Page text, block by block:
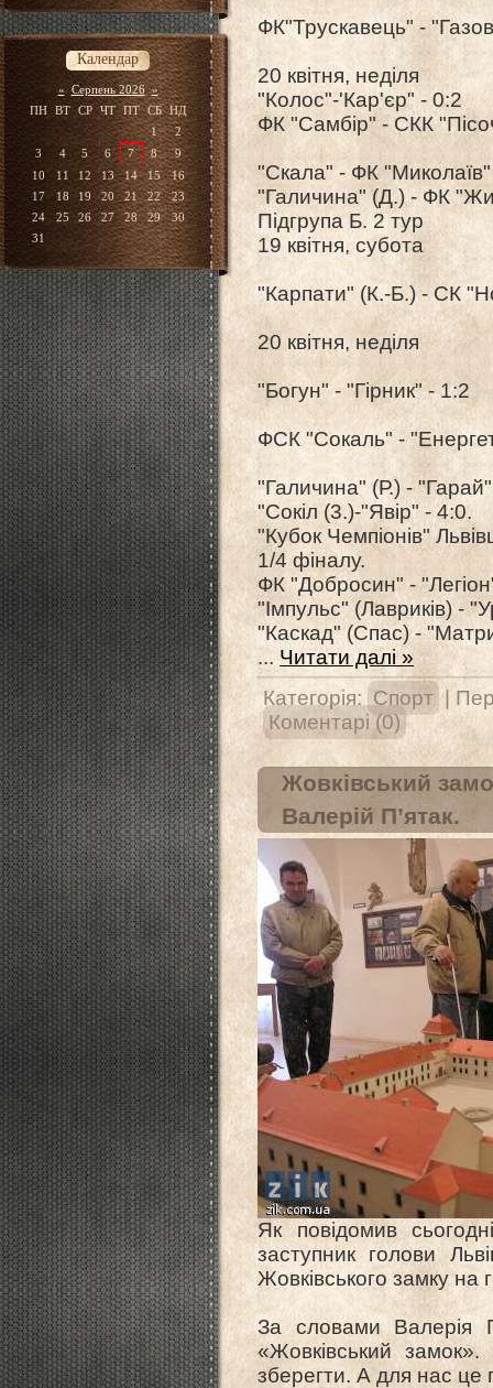
Календар
« Серпень 2026 »
ПН
ВТ СР ЧТ ПТ СБ
НД
1
2
3
4 5 6 7 8
9
10
11 12 13 14 15
16
17
18 19 20 21 22
23
24
25 26 27 28 29
30
31
ФК"Трускавець" -
20 квітня, неділя
"Колос"-'Кар'єр" - 0:2
ФК "Самбір" - СКК
"Скала" - ФК
"Галичина" (Д.) - ФК
Підгрупа Б. 2 тур
19 квітня, субота
"Карпати" (К.-Б.) - СК
20 квітня, неділя
"Богун" - "Гірник" - 1:2
ФСК "Сокаль" -
"Галичина" (Р.) -
"Сокіл (3.)-"Явір" - 4:0.
"Кубок Чемпіонів"
1/4 фіналу.
ФК "Добросин" -
"Імпульс" (Лавриків) -
"Каскад" (Спас) -
... Читати далі »
Категорія: Спорт |
Коментарі (0)
Жовківський
Валерій П’ятак.
Як повідомив
заступник голови
Жовківського замку на
За словами Валерія
«Жовківський
зберегти. А для нас це